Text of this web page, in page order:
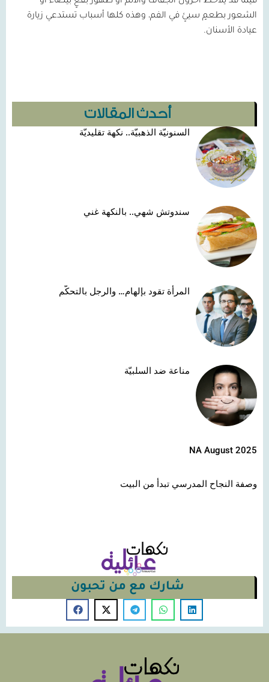
أحدث المقالات
السنونيّة الذهبيّة.. نكهة تقليديّة
سندوتش شهي.. بالنكهة غني
المرأة تقود بإلهام… والرجل بالتحكّم
مناعة ضد السلبيّة
NA August 2025
وصفة النجاح المدرسي تبدأ من البيت
شارك مع من تحبون
الشعور بطعمٍ سيئٍ في الفم، وهذه كلها أسباب تستدعي زيارة
عيادة الأسنان.